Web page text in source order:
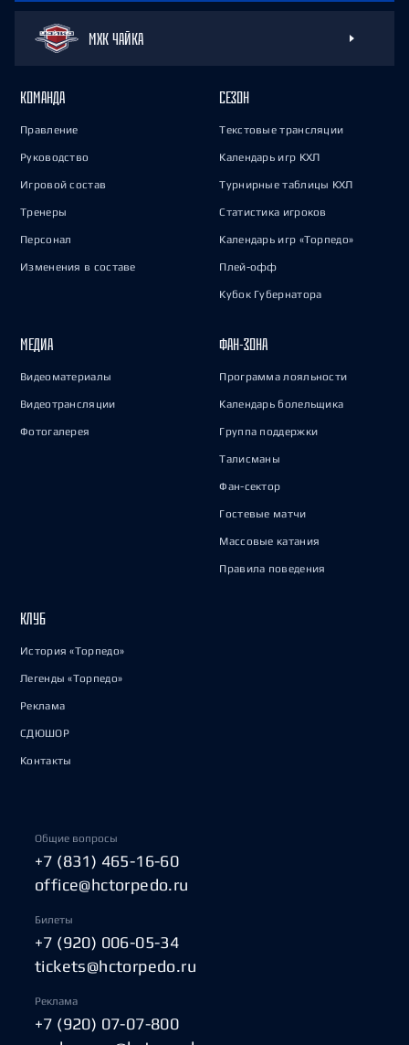
МХК ЧАЙКА
КОМАНДА
Правление
Руководство
Игровой состав
Тренеры
Персонал
Изменения в составе
СЕЗОН
Текстовые трансляции
Календарь игр КХЛ
Турнирные таблицы КХЛ
Статистика игроков
Календарь игр «Торпедо»
Плей-офф
Кубок Губернатора
МЕДИА
Видеоматериалы
Видеотрансляции
Фотогалерея
ФАН-ЗОНА
Программа лояльности
Календарь болельщика
Группа поддержки
Талисманы
Фан-сектор
Гостевые матчи
Массовые катания
Правила поведения
КЛУБ
История «Торпедо»
Легенды «Торпедо»
Реклама
СДЮШОР
Контакты
Общие вопросы
+7 (831) 465-16-60
office@hctorpedo.ru
Билеты
+7 (920) 006-05-34
tickets@hctorpedo.ru
Реклама
+7 (920) 07-07-800